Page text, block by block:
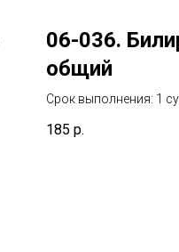
06-036.
общий
Срок выполнения: 1
биоматериала
185 р.